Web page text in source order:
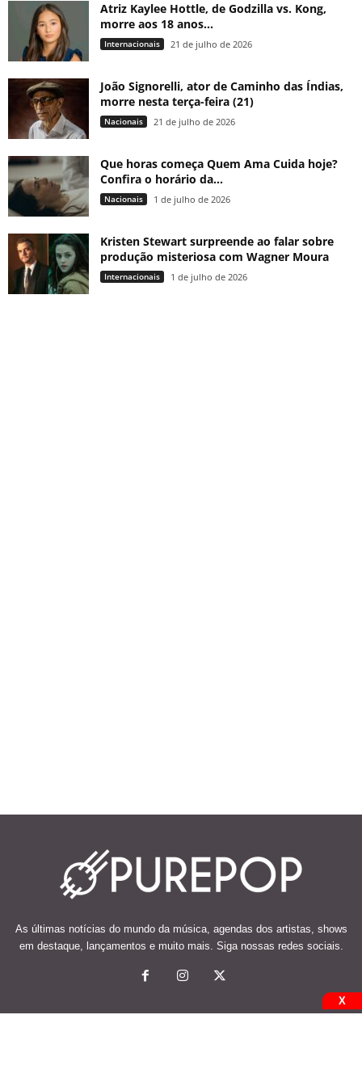
Atriz Kaylee Hottle, de Godzilla vs. Kong,
morre aos 18 anos...
Internacionais 21 de julho de 2026
João Signorelli, ator de Caminho das Índias,
morre nesta terça-feira (21)
Nacionais 21 de julho de 2026
Que horas começa Quem Ama Cuida hoje?
Confira o horário da...
Nacionais 1 de julho de 2026
Kristen Stewart surpreende ao falar sobre
produção misteriosa com Wagner Moura
Internacionais 1 de julho de 2026
As últimas notícias do mundo da música, agendas dos artistas, shows
em destaque, lançamentos e muito mais. Siga nossas redes sociais.
X